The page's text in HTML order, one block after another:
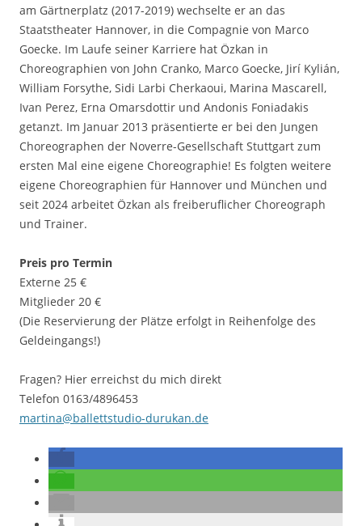
am Gärtnerplatz (2017-2019) wechselte er an das
Staatstheater Hannover, in die Compagnie von Marco
Goecke. Im Laufe seiner Karriere hat Özkan in
Choreographien von John Cranko, Marco Goecke, Jirí Kylián,
William Forsythe, Sidi Larbi Cherkaoui, Marina Mascarell,
Ivan Perez, Erna Omarsdottir und Andonis Foniadakis
getanzt. Im Januar 2013 präsentierte er bei den Jungen
Choreographen der Noverre-Gesellschaft Stuttgart zum
ersten Mal eine eigene Choreographie! Es folgten weitere
eigene Choreographien für Hannover und München und
seit 2024 arbeitet Özkan als freiberuflicher Choreograph
und Trainer.
Preis pro Termin
Externe 25 €
Mitglieder 20 €
(Die Reservierung der Plätze erfolgt in Reihenfolge des
Geldeingangs!)
Fragen? Hier erreichst du mich direkt
Telefon 0163/4896453
martina@ballettstudio-durukan.de